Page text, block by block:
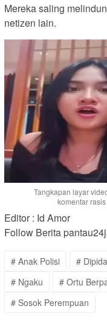
Mereka saling
netizen lain.
Tangkapan layar
komentar
Editor : Id Amor
Follow Berita
# Anak Polisi #
# Ngaku
# Ortu
# Sosok Perempuan